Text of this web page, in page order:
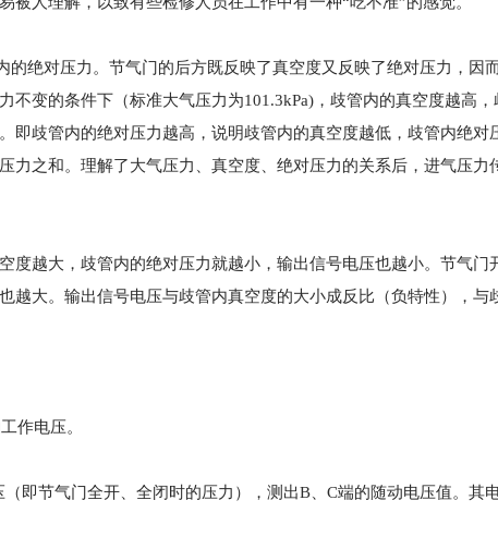
绝对压力。节气门的后方既反映了真空度又反映了绝对压力，因
不变的条件下（标准大气压力为101.3kPa)，歧管内的真空度越高
即歧管内的绝对压力越高，说明歧管内的真空度越低，歧管内绝对
力之和。理解了大气压力、真空度、绝对压力的关系后，进气压力
越大，歧管内的绝对压力就越小，输出信号电压也越小。节气门
越大。输出信号电压与歧管内真空度的大小成反比（负特性），与
作电压。
即节气门全开、全闭时的压力），测出B、C端的随动电压值。其